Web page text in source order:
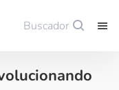
BuscadorGuardar